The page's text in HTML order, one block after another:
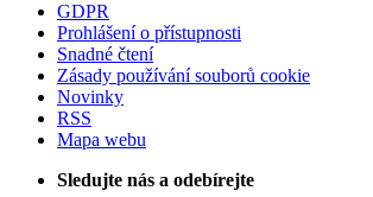
GDPR
Prohlášení o přístupnosti
Snadné čtení
Zásady používání souborů cookie
Novinky
RSS
Mapa webu
Sledujte nás a odebírejte